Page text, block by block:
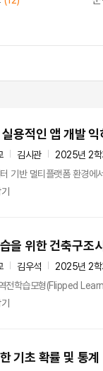
용적인 앱 개발 익
김시관
2025년 2학
기반 멀티플랫폼 환경
을 위한 건축구조
김우석
2025년 2학
전학습모형(Flipped
기초 확률 및 통계